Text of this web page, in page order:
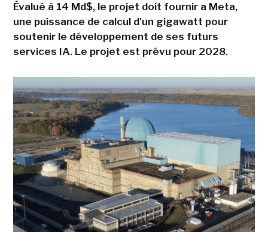
Évalué à 14 Md$, le projet doit fournir a Meta,
une puissance de calcul d'un gigawatt pour
soutenir le développement de ses futurs
services IA. Le projet est prévu pour 2028.